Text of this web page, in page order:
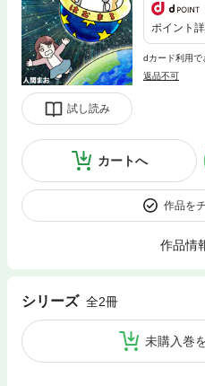
試し読み
ポイント
dカード利用で
返品不可
カートへ
作品を
作品情
シリーズ 全2冊
未購入巻